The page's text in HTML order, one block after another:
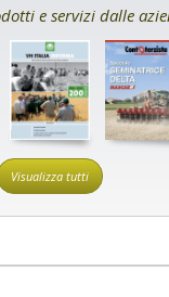
e servizi dalle
Visualizza tutti